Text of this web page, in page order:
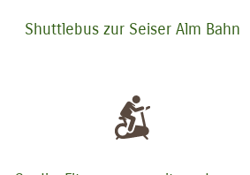
Shuttlebus zur Seiser Alm Bahn